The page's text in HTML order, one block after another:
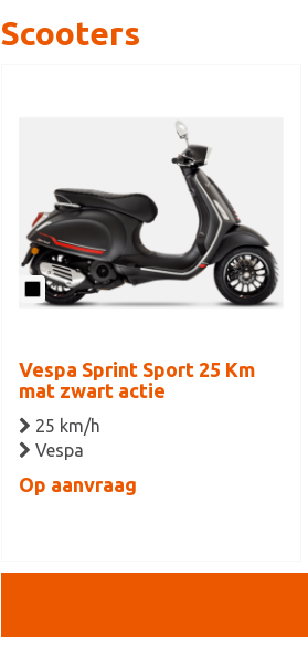
Scooters
Vespa Sprint Sport 25 Km
mat zwart actie
25 km/h
Vespa
Op aanvraag